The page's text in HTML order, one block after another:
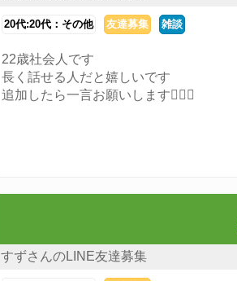
20代:20代：その他 友達募集 雑談
22歳社会人です
長く話せる人だと嬉しいです
追加したら一言お願いします🙇🏻‍♀️
すずさんのLINE友達募集